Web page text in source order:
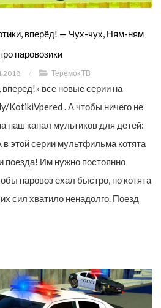
вперёд! — Чух-чух, Ням-ням
паровозики
/ Теремок ТВ
все новые серии на
KotikiVpered . А чтобы ничего не
наш канал мультиков для детей:
этой серии мультфильма котята
поезда! Им нужно постоянно
паровоз ехал быстро, но котята
сил хватило ненадолго. Поезд